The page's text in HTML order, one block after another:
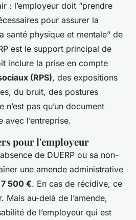
: l’employeur doit “prendre
pour assurer la
santé physique et mentale” de
est le support principal de
inclure la prise en compte
(RPS), des expositions
du bruit, des postures
pas qu’un document
l’entreprise.
pour l'employeur
de DUERP ou sa non-
une amende administrative
7 500 €. En cas de récidive, ce
Mais au-delà de l’amende,
de l’employeur qui est